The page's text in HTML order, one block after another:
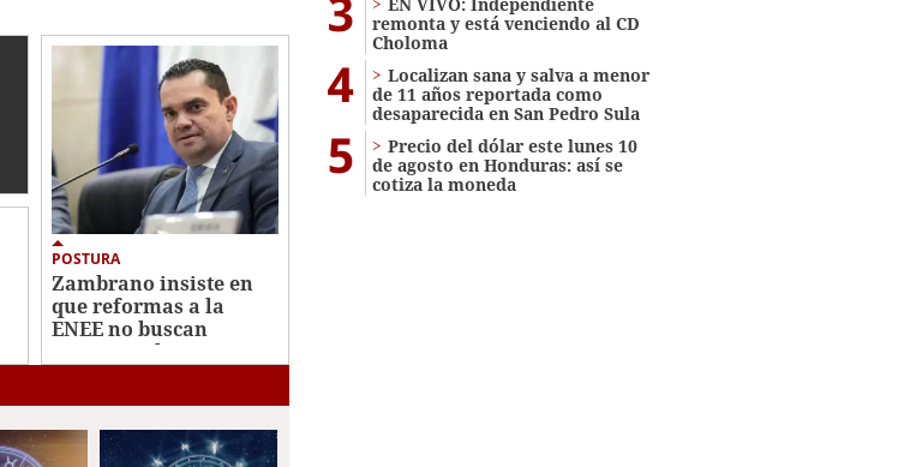
POSTURA
Zambrano insiste en
que reformas a la
ENEE no buscan
privatizar la empresa
remonta y está venciendo al CD
Choloma
4
Localizan sana y salva a menor
de 11 años reportada como
desaparecida en San Pedro Sula
5
Precio del dólar este lunes 10
de agosto en Honduras: así se
cotiza la moneda